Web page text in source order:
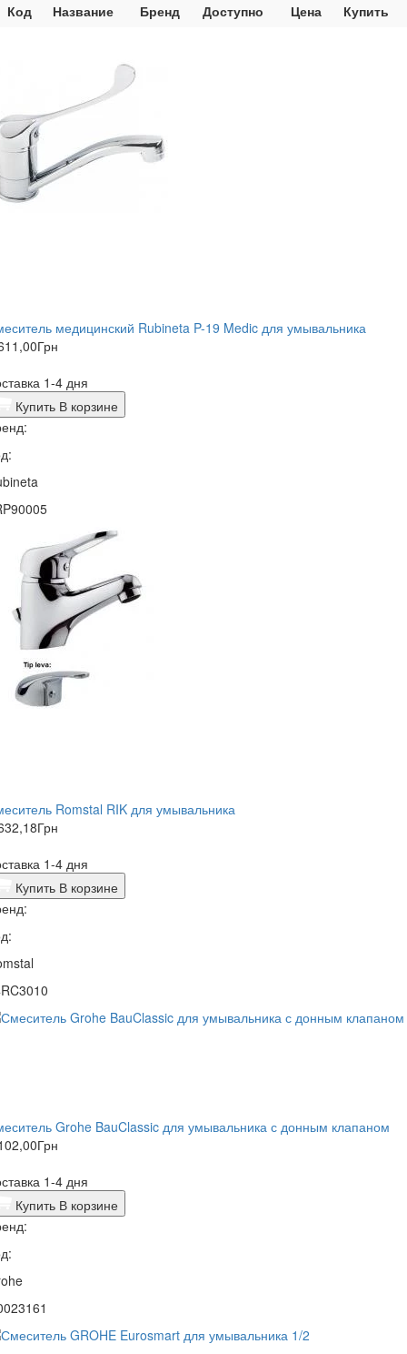
Код Название Бренд Доступно Цена Купить
медицинский Rubineta P-19 Medic для умывальника
Грн
1-4 дня
Купить В корзине
Romstal RIK для умывальника
Грн
1-4 дня
Купить В корзине
Grohe BauClassic для умывальника с донным клапаном
Грн
1-4 дня
Купить В корзине